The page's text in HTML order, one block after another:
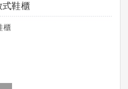
式鞋櫃
櫃